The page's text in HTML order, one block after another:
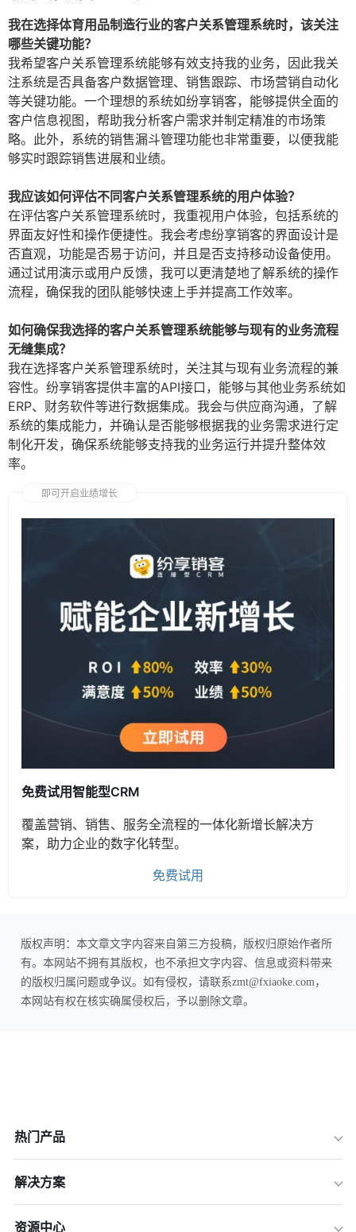
我在选择体育用品制造行业的客户关系管理系统时，该关注
哪些关键功能？
我希望客户关系管理系统能够有效支持我的业务，因此我关
注系统是否具备客户数据管理、销售跟踪、市场营销自动化
等关键功能。一个理想的系统如纷享销客，能够提供全面的
客户信息视图，帮助我分析客户需求并制定精准的市场策
略。此外，系统的销售漏斗管理功能也非常重要，以便我能
够实时跟踪销售进展和业绩。
我应该如何评估不同客户关系管理系统的用户体验？
在评估客户关系管理系统时，我重视用户体验，包括系统的
界面友好性和操作便捷性。我会考虑纷享销客的界面设计是
否直观，功能是否易于访问，并且是否支持移动设备使用。
通过试用演示或用户反馈，我可以更清楚地了解系统的操作
流程，确保我的团队能够快速上手并提高工作效率。
如何确保我选择的客户关系管理系统能够与现有的业务流程
无缝集成？
我在选择客户关系管理系统时，关注其与现有业务流程的兼
容性。纷享销客提供丰富的API接口，能够与其他业务系统如
ERP、财务软件等进行数据集成。我会与供应商沟通，了解
系统的集成能力，并确认是否能够根据我的业务需求进行定
制化开发，确保系统能够支持我的业务运行并提升整体效
率。
即可开启业绩增长
免费试用智能型CRM
覆盖营销、销售、服务全流程的一体化新增长解决方
案，助力企业的数字化转型。
免费试用
版权声明：本文章文字内容来自第三方投稿，版权归原始作者所
有。本网站不拥有其版权，也不承担文字内容、信息或资料带来
的版权归属问题或争议。如有侵权，请联系zmt@fxiaoke.com，
本网站有权在核实确属侵权后，予以删除文章。
热门产品
解决方案
资源中心